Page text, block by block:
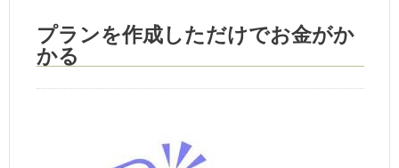
プランを作成しただけでお金がか
かる